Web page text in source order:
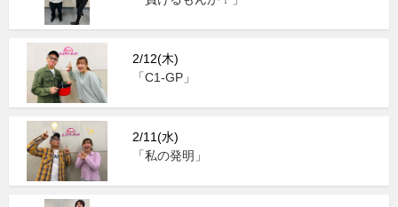
2/12(木)
「C1-GP」
2/11(水)
「私の発明」